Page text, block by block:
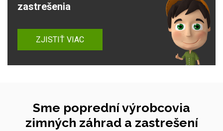
zastrešenia
ZJISTIŤ VIAC
Sme poprední výrobcovia
zimných záhrad a zastrešení